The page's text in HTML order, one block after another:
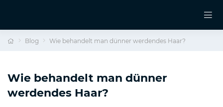
Blog Wie behandelt man dünner werdendes Haar?
Wie behandelt man dünner
werdendes Haar?